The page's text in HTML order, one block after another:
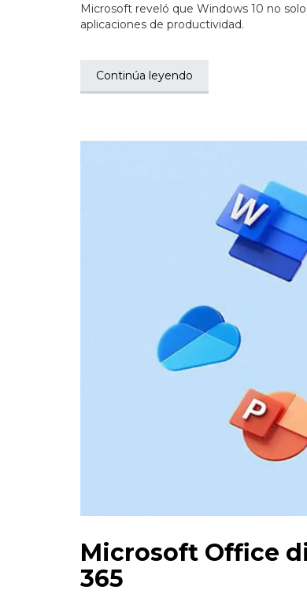
Microsoft reveló que Windows 10 no
aplicaciones de productividad.
Continúa leyendo
Microsoft Office
365